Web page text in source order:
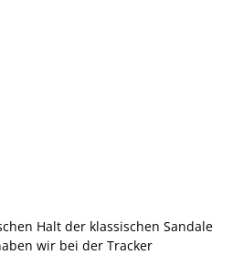
Halt der klassischen Sandale
wir bei der Tracker